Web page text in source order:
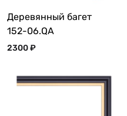
Деревянный багет
152-06.QA
2300₽